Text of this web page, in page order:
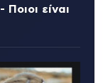
είναι